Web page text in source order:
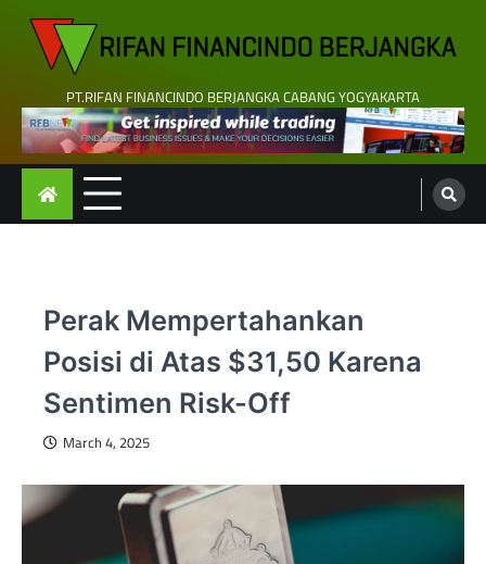
content
PT.RIFAN FINANCINDO BERJANGKA CABANG YOGYAKARTA
Perak Mempertahankan
Posisi di Atas $31,50 Karena
Sentimen Risk-Off
March 4, 2025